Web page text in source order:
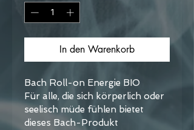
In den Warenkorb
Bach Roll-on Energie BIO
Für alle, die sich körperlich oder
seelisch müde fühlen bietet
dieses Bach-Produkt